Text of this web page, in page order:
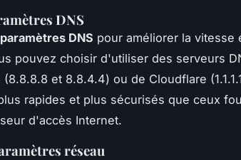
DNS
paramètres DNS pour améliorer la vitesse
pouvez choisir d'utiliser des serveurs
et 8.8.4.4) ou de Cloudflare
rapides et plus sécurisés que ceux
d'accès Internet.
réseau